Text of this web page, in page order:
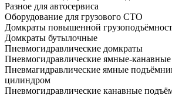
Разное для автосервиса
Оборудование для грузового СТО
Домкраты повышенной
Домкраты бутылочные
Пневмогидравлические домкраты
Пневмогидравлические ямные-
Пневмагидравлические ямные
цилиндром
Пневмогидравлические канавные